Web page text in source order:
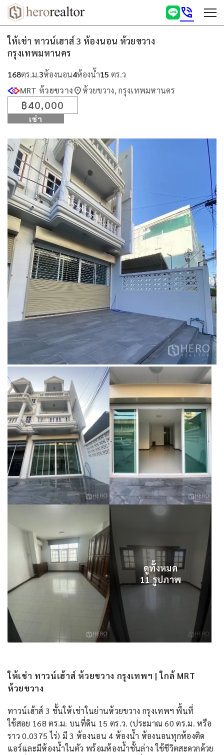
phone_in_talk
ให้เช่า ทาวน์เฮาส์ 3 ห้องนอน ห้วยขวาง
กรุงเทพมหานคร
168ตร.ม.3ห้องนอน4ห้องน้ำ15 ตร.ว
MRT ห้วยขวางlocation_onห้วยขวาง, กรุงเทพมหานคร
฿40,000
เช่า
ดูทั้งหมด
11 รูปภาพ
ให้เช่า ทาวน์เฮ้าส์ ห้วยขวาง กรุงเทพฯ | ใกล้ MRT
ห้วยขวาง
ทาวน์เฮ้าส์ 3 ชั้นให้เช่าในย่านห้วยขวาง กรุงเทพฯ พื้นที่
ใช้สอย 168 ตร.ม. บนที่ดิน 15 ตร.ว. (ประมาณ 60 ตร.ม. หรือ
ราว 0.0375 ไร่) มี 3 ห้องนอน 4 ห้องน้ำ ห้องนอนทุกห้องติด
แอร์และมีห้องน้ำในตัว พร้อมห้องน้ำชั้นล่าง ใช้ชีวิตสะดวกด้วย